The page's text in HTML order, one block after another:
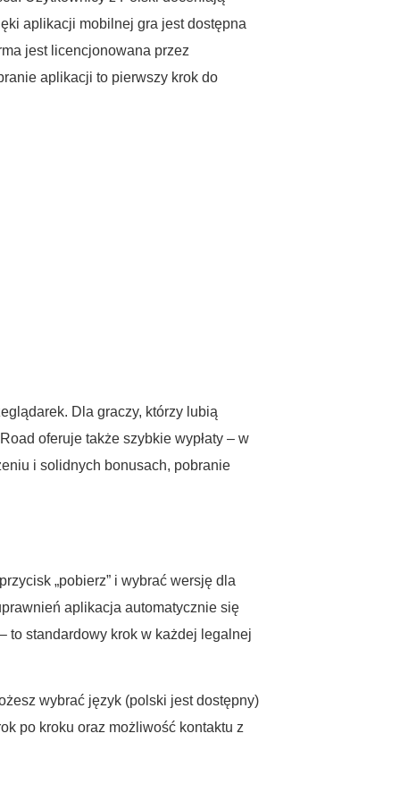
aplikacji mobilnej gra jest dostępna
jest licencjonowana przez
aplikacji to pierwszy krok do
Dla graczy, którzy lubią
oferuje także szybkie wypłaty – w
i solidnych bonusach, pobranie
„pobierz” i wybrać wersję dla
aplikacja automatycznie się
to standardowy krok w każdej legalnej
wybrać język (polski jest dostępny)
po kroku oraz możliwość kontaktu z